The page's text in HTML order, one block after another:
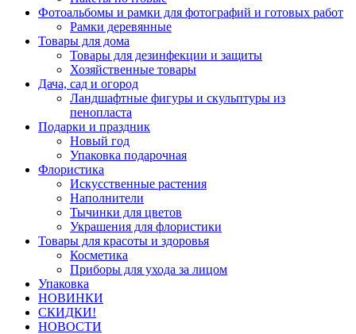
Фотоальбомы и рамки для фотографий и готовых работ
Рамки деревянные
Товары для дома
Товары для дезинфекции и защиты
Хозяйственные товары
Дача, сад и огород
Ландшафтные фигуры и скульптуры из
пенопласта
Подарки и праздник
Новый год
Упаковка подарочная
Флористика
Искусственные растения
Наполнители
Тычинки для цветов
Украшения для флористики
Товары для красоты и здоровья
Косметика
Приборы для ухода за лицом
Упаковка
НОВИНКИ
СКИДКИ!
НОВОСТИ